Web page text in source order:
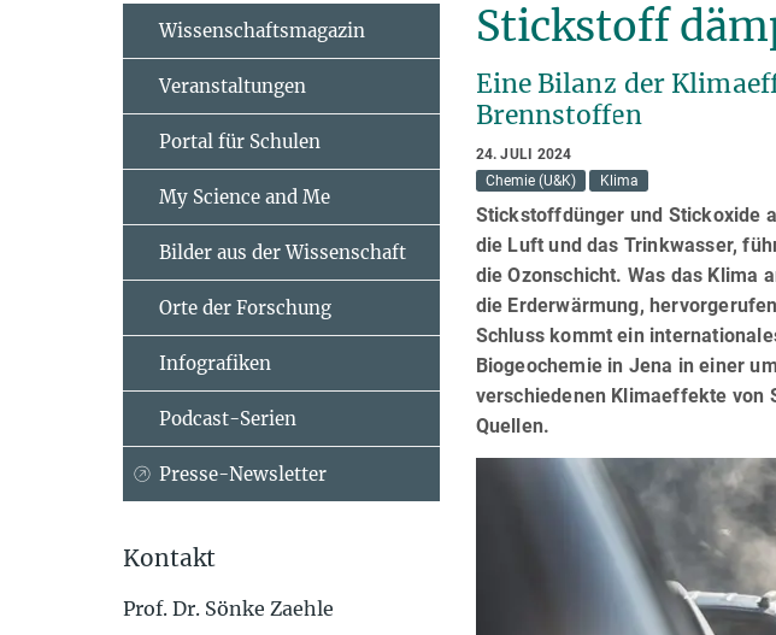
Stickstoff
Eine Bilanz der
Brennstoffen
24. JULI 2024
Chemie (U&K)
Klima
Stickstoffdünger und Stickoxide
die Luft und das Trinkwasser,
die Ozonschicht. Was das Klima
die Erderwärmung,
Schluss kommt ein
Biogeochemie in Jena in einer
verschiedenen Klimaeffekte
Quellen.
Wissenschaftsmagazin
Veranstaltungen
Portal für Schulen
My Science and Me
Bilder aus der Wissenschaft
Orte der Forschung
Infografiken
Podcast-Serien
Presse-Newsletter
Kontakt
Prof. Dr. Sönke Zaehle